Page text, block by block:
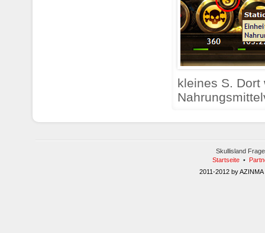
kleines S. Dort
Skullisland
Startseite•
2011-2012 by